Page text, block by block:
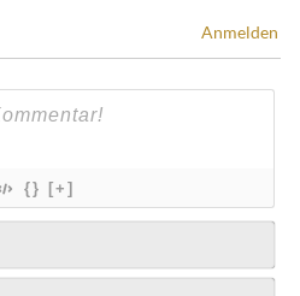
Anmelden
{} [+]